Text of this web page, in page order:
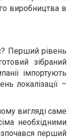
виробництва в
Перший рівень
зібраний
імпортують
локалізації –
вигляді саме
необхідними
перший